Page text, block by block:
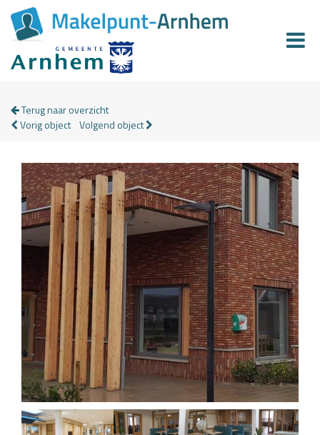
Terug naar overzicht
Vorig object Volgend object